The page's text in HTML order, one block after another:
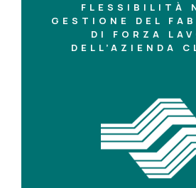
FLESSIBILITÀ
GESTIONE DEL
DI FORZA
DELL’AZIENDA